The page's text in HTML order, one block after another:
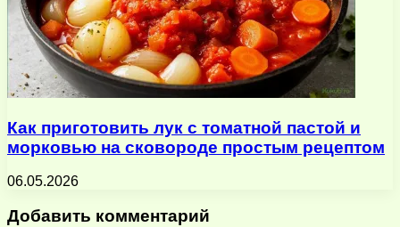
Как приготовить лук с томатной пастой и
морковью на сковороде простым рецептом
06.05.2026
Добавить комментарий